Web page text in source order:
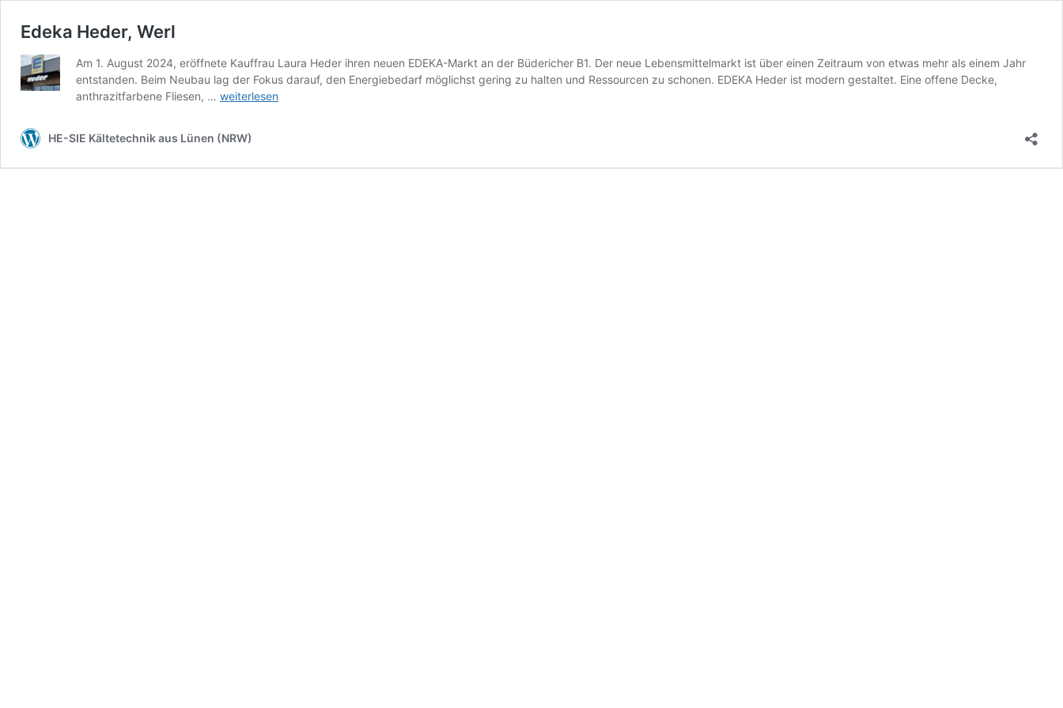
Edeka Heder, Werl
Am 1. August 2024, eröffnete Kauffrau Laura Heder ihren neuen EDEKA-Markt an der Büdericher B1. Der neue Lebensmittelmarkt ist über einen Zeitraum von etwas mehr als einem Jahr
entstanden. Beim Neubau lag der Fokus darauf, den Energiebedarf möglichst gering zu halten und Ressourcen zu schonen. EDEKA Heder ist modern gestaltet. Eine offene Decke,
anthrazitfarbene Fliesen, … Edeka
weiterlesen
HE-SIE Kältetechnik aus Lünen (NRW)